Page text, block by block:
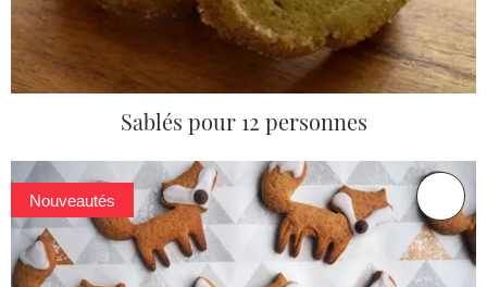
Sablés pour 12 personnes
Nouveautés